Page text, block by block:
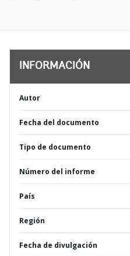
INFORMACIÓN
Autor
Fecha del documento
Tipo de documento
Número del informe
País
Región
Fecha de divulgación